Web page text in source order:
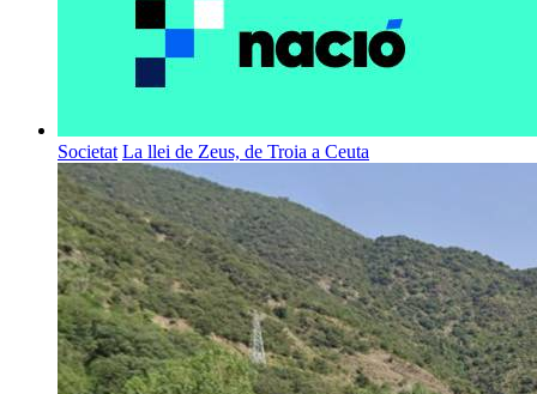
Societat La llei de Zeus, de Troia a Ceuta